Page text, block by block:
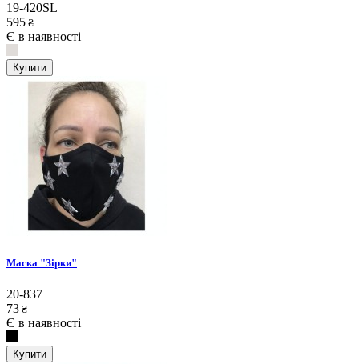
19-420SL
595 ₴
Є в наявності
Купити
Маска "Зірки"
20-837
73 ₴
Є в наявності
Купити